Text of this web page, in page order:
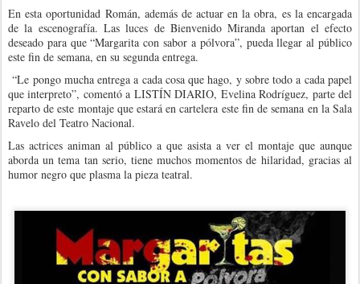
En esta oportunidad Román, además de actuar en la obra, es la encargada
de la escenografía. Las luces de Bienvenido Miranda aportan el efecto
deseado para que “Margarita con sabor a pólvora”, pueda llegar al público
este fin de semana, en su segunda entrega.
“Le pongo mucha entrega a cada cosa que hago, y sobre todo a cada papel
que interpreto”, comentó a LISTÍN DIARIO, Evelina Rodríguez, parte del
reparto de este montaje que estará en cartelera este fin de semana en la Sala
Ravelo del Teatro Nacional.
Las actrices animan al público a que asista a ver el montaje que aunque
aborda un tema tan serio, tiene muchos momentos de hilaridad, gracias al
humor negro que plasma la pieza teatral.